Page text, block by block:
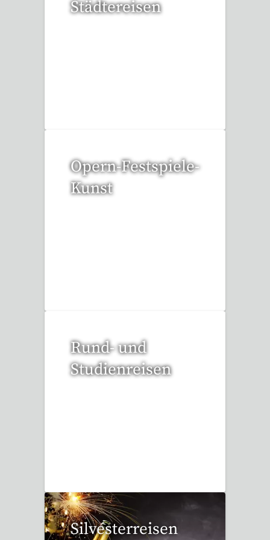
Städtereisen
Opern-Festspiele-
Kunst
Rund- und
Studienreisen
Silvesterreisen